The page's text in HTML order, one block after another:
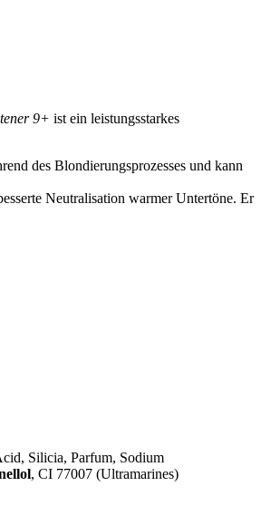
9+ ist ein leistungsstarkes
des Blondierungsprozesses und kann
Neutralisation warmer Untertöne. Er
Silicia, Parfum, Sodium
, CI 77007 (Ultramarines)